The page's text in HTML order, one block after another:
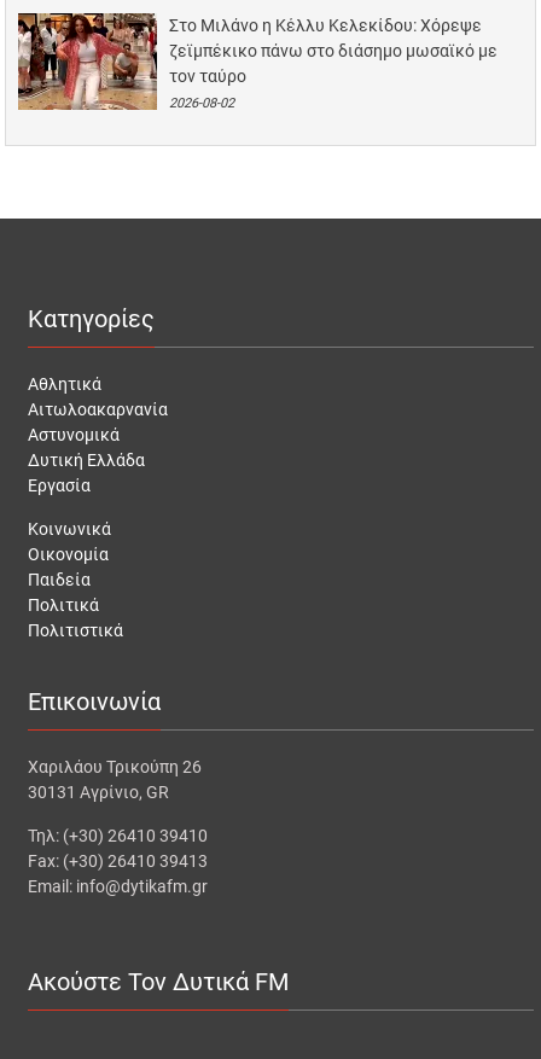
Στο Μιλάνο η Κέλλυ Κελεκίδου: Χόρεψε
ζεϊμπέκικο πάνω στο διάσημο μωσαϊκό με
τον ταύρο
2026-08-02
Κατηγορίες
Αθλητικά
Αιτωλοακαρνανία
Αστυνομικά
Δυτική Ελλάδα
Εργασία
Κοινωνικά
Οικονομία
Παιδεία
Πολιτικά
Πολιτιστικά
Επικοινωνία
Χαριλάου Τρικούπη 26
30131 Αγρίνιο, GR
Τηλ: (+30) 26410 39410
Fax: (+30) 26410 39413
Email: info@dytikafm.gr
Ακούστε Τον Δυτικά FM